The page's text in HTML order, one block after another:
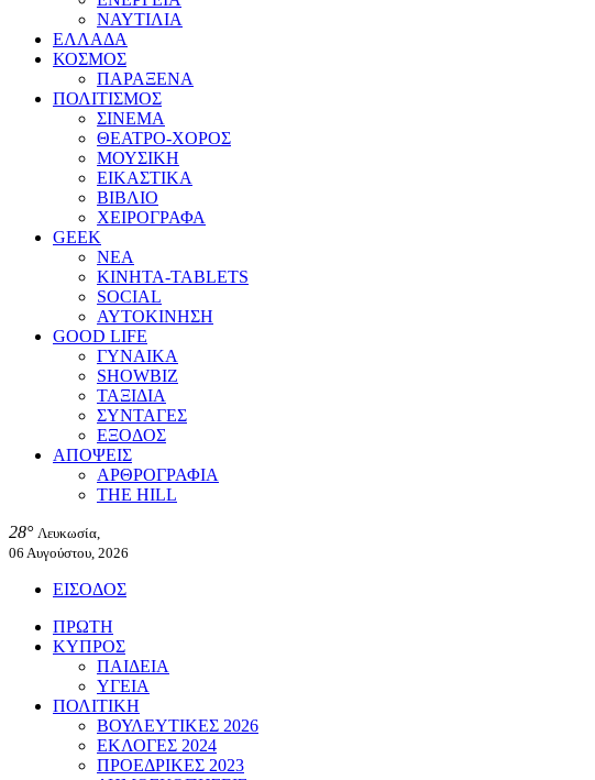
ΝΑΥΤΙΛΙΑ
ΕΛΛΑΔΑ
ΚΟΣΜΟΣ
ΠΑΡΑΞΕΝΑ
ΠΟΛΙΤΙΣΜΟΣ
ΣΙΝΕΜΑ
ΘΕΑΤΡΟ-ΧΟΡΟΣ
ΜΟΥΣΙΚΗ
ΕΙΚΑΣΤΙΚΑ
ΒΙΒΛΙΟ
ΧΕΙΡΟΓΡΑΦΑ
GEEK
ΝΕΑ
ΚΙΝΗΤΑ-TABLETS
SOCIAL
ΑΥΤΟΚΙΝΗΣΗ
GOOD LIFE
ΓΥΝΑΙΚΑ
SHOWBIZ
ΤΑΞΙΔΙΑ
ΣΥΝΤΑΓΕΣ
ΕΞΟΔΟΣ
ΑΠΟΨΕΙΣ
ΑΡΘΡΟΓΡΑΦΙΑ
THE HILL
28° Λευκωσία,
06 Αυγούστου, 2026
ΕΙΣΟΔΟΣ
ΠΡΩΤΗ
ΚΥΠΡΟΣ
ΠΑΙΔΕΙΑ
ΥΓΕΙΑ
ΠΟΛΙΤΙΚΗ
ΒΟΥΛΕΥΤΙΚΕΣ 2026
ΕΚΛΟΓΕΣ 2024
ΠΡΟΕΔΡΙΚΕΣ 2023